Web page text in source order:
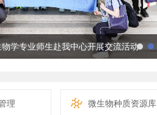
学专业师生赴我中心开展交流活动
理 微生物种质资源库